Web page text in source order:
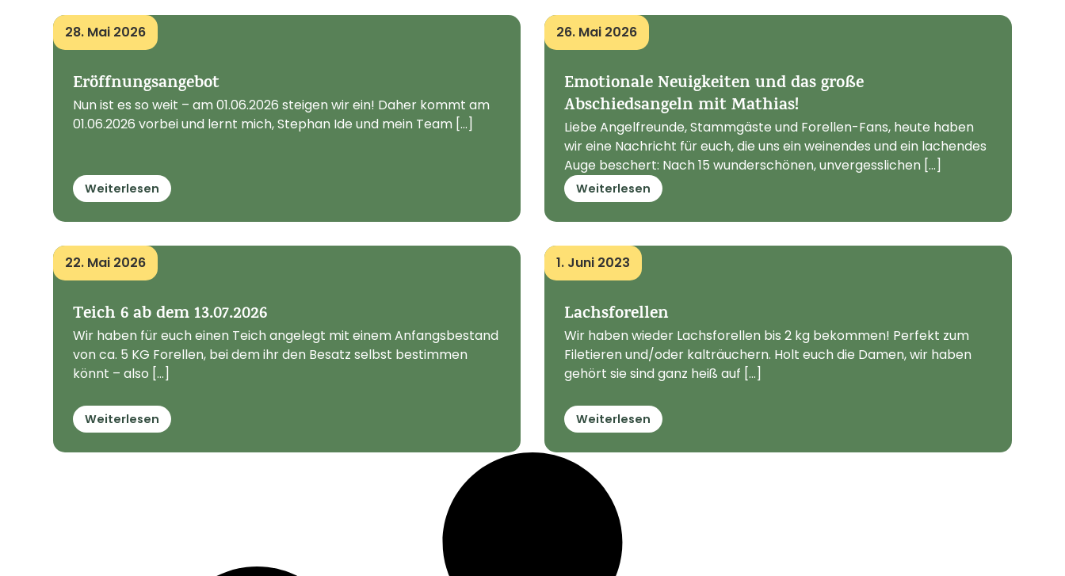
28. Mai 2026
Eröffnungsangebot
Nun ist es so weit – am 01.06.2026 steigen wir ein! Daher kommt am
01.06.2026 vorbei und lernt mich, Stephan Ide und mein Team [...]
Weiterlesen
26. Mai 2026
Emotionale Neuigkeiten und das große
Abschiedsangeln mit Mathias!
Liebe Angelfreunde, Stammgäste und Forellen-Fans, heute haben
wir eine Nachricht für euch, die uns ein weinendes und ein lachendes
Auge beschert: Nach 15 wunderschönen, unvergesslichen [...]
Weiterlesen
22. Mai 2026
Teich 6 ab dem 13.07.2026
Wir haben für euch einen Teich angelegt mit einem Anfangsbestand
von ca. 5 KG Forellen, bei dem ihr den Besatz selbst bestimmen
könnt – also [...]
Weiterlesen
1. Juni 2023
Lachsforellen
Wir haben wieder Lachsforellen bis 2 kg bekommen! Perfekt zum
Filetieren und/oder kalträuchern. Holt euch die Damen, wir haben
gehört sie sind ganz heiß auf [...]
Weiterlesen